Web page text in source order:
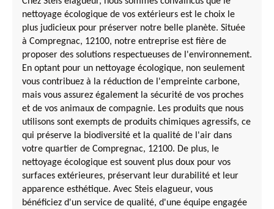
nettoyage écologique de vos extérieurs est le choix le
plus judicieux pour préserver notre belle planète. Située
à Compregnac, 12100, notre entreprise est fière de
proposer des solutions respectueuses de l'environnement.
En optant pour un nettoyage écologique, non seulement
vous contribuez à la réduction de l'empreinte carbone,
mais vous assurez également la sécurité de vos proches
et de vos animaux de compagnie. Les produits que nous
utilisons sont exempts de produits chimiques agressifs, ce
qui préserve la biodiversité et la qualité de l'air dans
votre quartier de Compregnac, 12100. De plus, le
nettoyage écologique est souvent plus doux pour vos
surfaces extérieures, préservant leur durabilité et leur
apparence esthétique. Avec Steis elagueur, vous
bénéficiez d'un service de qualité, d'une équipe engagée